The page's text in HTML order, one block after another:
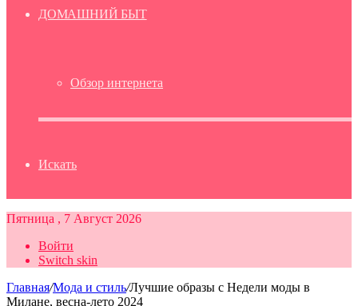
ДОМАШНИЙ БЫТ
Обзор интернета
Искать
Пятница , 7 Август 2026
Войти
Switch skin
Главная/Мода и стиль/Лучшие образы с Недели моды в
Милане, весна-лето 2024